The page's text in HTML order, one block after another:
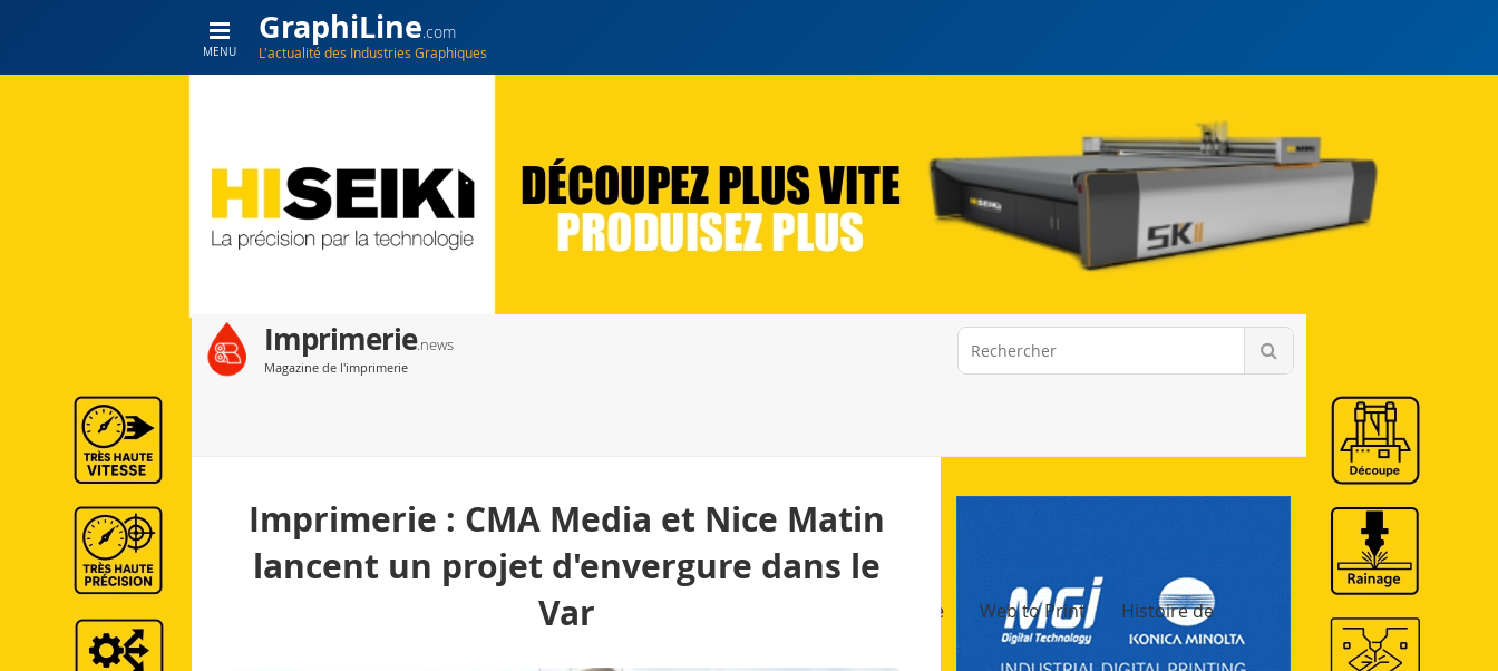
GraphiLine.com
L'actualité des Industries Graphiques
MENU
Imprimerie.news
Magazine de l'imprimerie
GraphiLine.com
Impression Numérique Finition & Façonnage Web to Print
Histoire de
Imprimerie : CMA Media et Nice Matin
lancent un projet d'envergure dans le
Var